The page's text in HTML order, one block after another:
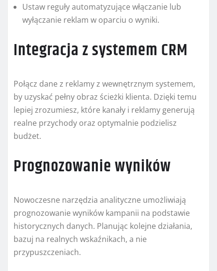
Ustaw reguły automatyzujące włączanie lub
wyłączanie reklam w oparciu o wyniki.
Integracja z systemem CRM
Połącz dane z reklamy z wewnętrznym systemem,
by uzyskać pełny obraz ścieżki klienta. Dzięki temu
lepiej zrozumiesz, które kanały i reklamy generują
realne przychody oraz optymalnie podzielisz
budżet.
Prognozowanie wyników
Nowoczesne narzędzia analityczne umożliwiają
prognozowanie wyników kampanii na podstawie
historycznych danych. Planując kolejne działania,
bazuj na realnych wskaźnikach, a nie
przypuszczeniach.